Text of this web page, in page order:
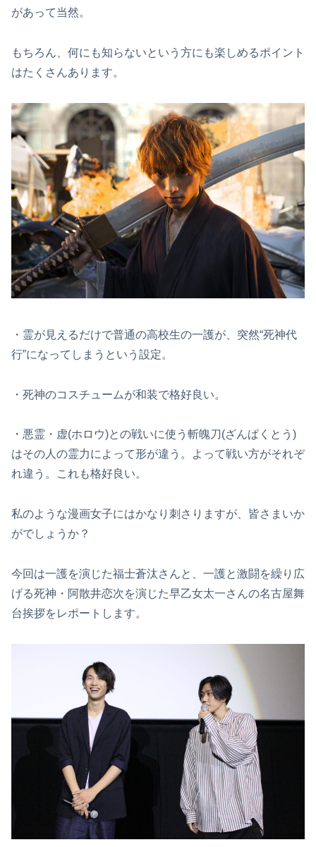
があって当然。
もちろん、何にも知らないという方にも楽しめるポイント
はたくさんあります。
・霊が見えるだけで普通の高校生の一護が、突然“死神代
行”になってしまうという設定。
・死神のコスチュームが和装で格好良い。
・悪霊・虚(ホロウ)との戦いに使う斬魄刀(ざんぱくとう)
はその人の霊力によって形が違う。よって戦い方がそれぞ
れ違う。これも格好良い。
私のような漫画女子にはかなり刺さりますが、皆さまいか
がでしょうか？
今回は一護を演じた福士蒼汰さんと、一護と激闘を繰り広
げる死神・阿散井恋次を演じた早乙女太一さんの名古屋舞
台挨拶をレポートします。